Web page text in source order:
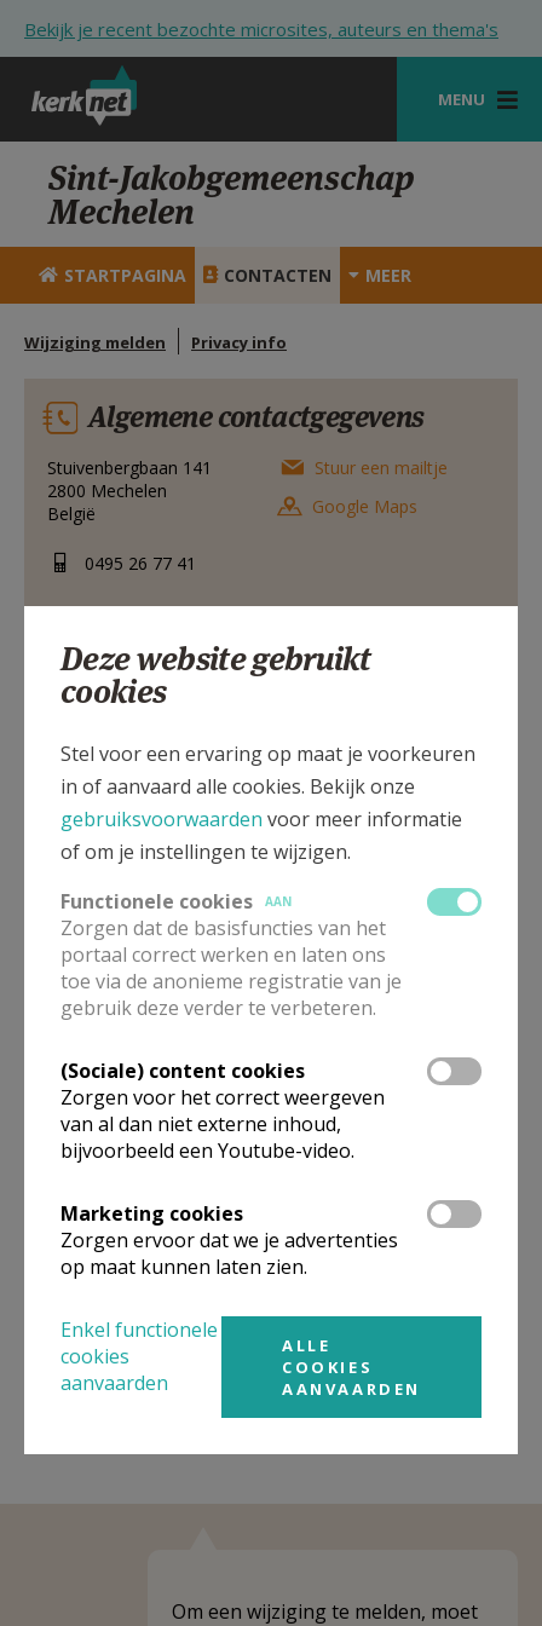
Bekijk je recent bezochte microsites, auteurs en thema's
MENU
STARTPAGINA
KERK
VIERINGEN
HULP
STARTPAGINA PORTAAL
MIJN PAROCHIE
AANMELDEN OF REGISTREREN
Sint-Jakobgemeenschap
Mechelen
STARTPAGINA CONTACTEN MEER
Wijziging melden Privacy info
Algemene contactgegevens
Stuivenbergbaan 141
2800 Mechelen
België
0495 26 77 41
Stuur een mailtje
Google Maps
Stuivenbergbaan 141, 2800 Mechelen
Organisatiestructuur
gegevens van andere organisaties op het boven-,
onderliggende of gelijke niveau.
Behoort tot
Weergeven
Emmaüsparochie, Mechelen
Om een wijziging te melden, moet
Deze website gebruikt
cookies
Stel voor een ervaring op maat je voorkeuren
in of aanvaard alle cookies. Bekijk onze
gebruiksvoorwaarden voor meer informatie
of om je instellingen te wijzigen.
Functionele cookies
AAN
Zorgen dat de basisfuncties van het
portaal correct werken en laten ons
toe via de anonieme registratie van je
gebruik deze verder te verbeteren.
(Sociale) content cookies
Zorgen voor het correct weergeven
van al dan niet externe inhoud,
bijvoorbeeld een Youtube-video.
Marketing cookies
Zorgen ervoor dat we je advertenties
op maat kunnen laten zien.
Enkel functionele
cookies
aanvaarden
ALLE
COOKIES
AANVAARDEN